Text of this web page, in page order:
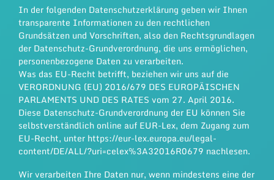
In der folgenden Datenschutzerklärung geben wir Ihnen
transparente Informationen zu den rechtlichen
Grundsätzen und Vorschriften, also den Rechtsgrundlagen
der Datenschutz-Grundverordnung, die uns ermöglichen,
personenbezogene Daten zu verarbeiten.
Was das EU-Recht betrifft, beziehen wir uns auf die
VERORDNUNG (EU) 2016/679 DES EUROPÄISCHEN
PARLAMENTS UND DES RATES vom 27. April 2016.
Diese Datenschutz-Grundverordnung der EU können Sie
selbstverständlich online auf EUR-Lex, dem Zugang zum
EU-Recht, unter https://eur-lex.europa.eu/legal-
content/DE/ALL/?uri=celex%3A32016R0679 nachlesen.
Wir verarbeiten Ihre Daten nur, wenn mindestens eine der